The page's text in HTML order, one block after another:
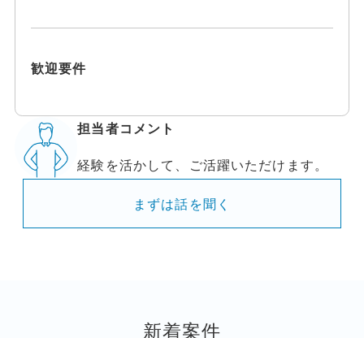
歓迎要件
担当者コメント
経験を活かして、ご活躍いただけます。
まずは話を聞く
新着案件